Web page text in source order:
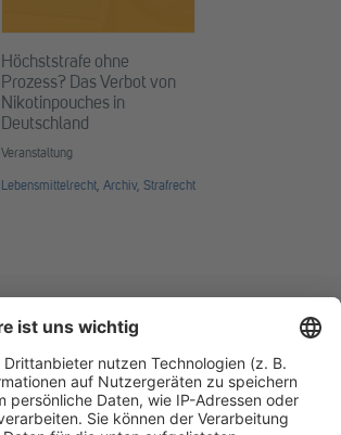
Höchststrafe ohne
Prozess? Das Verbot von
Nikotinpouches in
Deutschland
Veranstaltung
Lebensmittelrecht, Archiv, Strafrecht